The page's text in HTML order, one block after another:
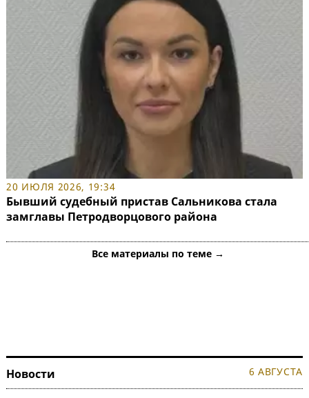
20 ИЮЛЯ 2026, 19:34
Бывший судебный пристав Сальникова стала
замглавы Петродворцового района
Все материалы по теме →
Новости 6 АВГУСТА